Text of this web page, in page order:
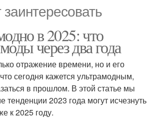
в 2025: что
через два года
отражение времени, но и его
сегодня кажется ультрамодным,
в прошлом. В этой статье мы
тенденции 2023 года могут исчезнуть
к 2025 году.